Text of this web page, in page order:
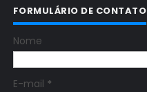
FORMULÁRIO DE CONTATO
Nome
E-mail *